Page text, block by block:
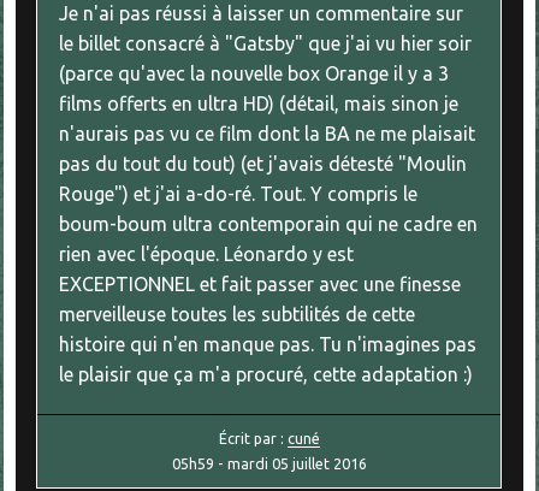
Je n'ai pas réussi à laisser un commentaire sur
le billet consacré à "Gatsby" que j'ai vu hier soir
(parce qu'avec la nouvelle box Orange il y a 3
films offerts en ultra HD) (détail, mais sinon je
n'aurais pas vu ce film dont la BA ne me plaisait
pas du tout du tout) (et j'avais détesté "Moulin
Rouge") et j'ai a-do-ré. Tout. Y compris le
boum-boum ultra contemporain qui ne cadre en
rien avec l'époque. Léonardo y est
EXCEPTIONNEL et fait passer avec une finesse
merveilleuse toutes les subtilités de cette
histoire qui n'en manque pas. Tu n'imagines pas
le plaisir que ça m'a procuré, cette adaptation :)
Écrit par : cuné
05h59 - mardi 05 juillet 2016